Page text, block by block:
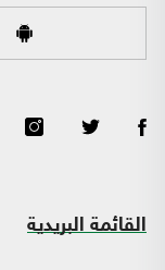
القائمة البريدية